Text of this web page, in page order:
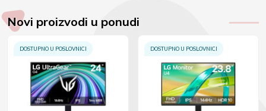
Novi proizvodi u ponudi
DOSTUPNO U POSLOVNICI DOSTUPNO U POSLOVNICI